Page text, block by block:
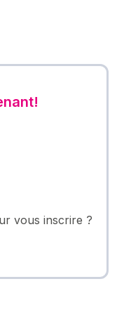
vous inscrire ?